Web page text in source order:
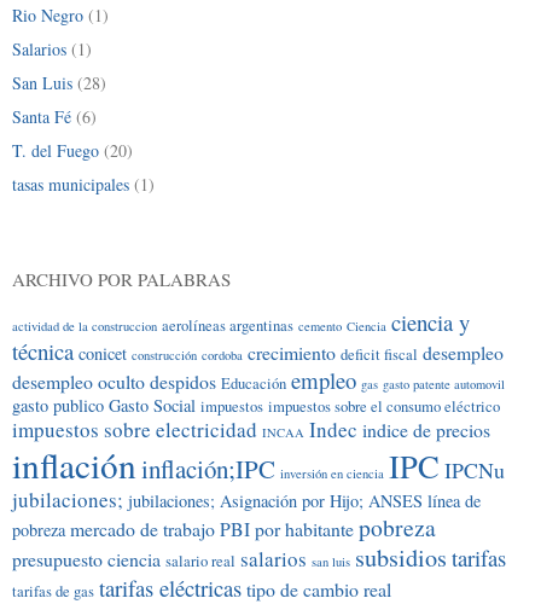
Rio Negro (1)
Salarios (1)
San Luis (28)
Santa Fé (6)
T. del Fuego (20)
tasas municipales (1)
ARCHIVO POR PALABRAS
actividad de la construccion aerolíneas argentinas cemento Ciencia ciencia y
técnica conicet construcción cordoba crecimiento deficit fiscal desempleo
desempleo ocultodespidos Educación empleo gas gasto patente automovil
gasto publico Gasto Social impuestos impuestos sobre el consumo eléctrico
impuestos sobre electricidad INCAA Indec indice de precios
inflación inflación;IPC inversión en ciencia IPC IPCNu
jubilaciones; jubilaciones; Asignación por Hijo; ANSES línea de
pobreza mercado de trabajoPBI por habitantepobreza
presupuesto ciencia salario real salarios san luis subsidios tarifas
tarifas de gas tarifas eléctricastipo de cambio real